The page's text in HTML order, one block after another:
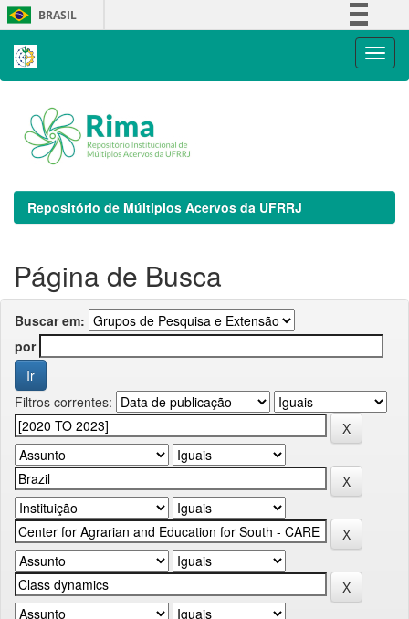
Skip
navigation
BRASIL
Repositório de Múltiplos Acervos da UFRRJ
Página de Busca
Buscar em:
por
Filtros correntes: